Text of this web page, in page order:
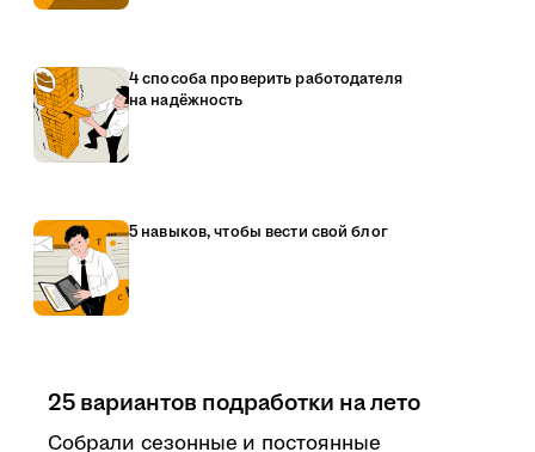
4 способа проверить работодателя
на надёжность
5 навыков, чтобы вести свой блог
25 вариантов подработки на лето
Собрали сезонные и постоянные